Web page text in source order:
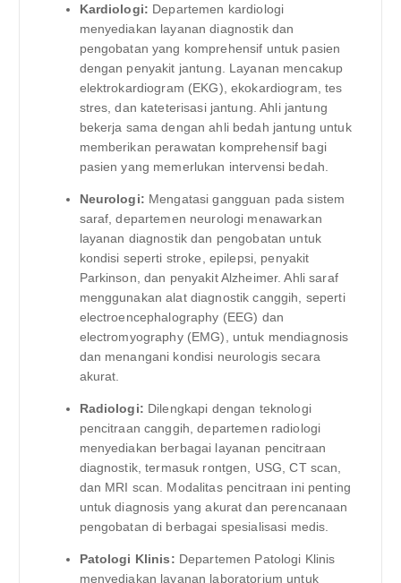
Kardiologi: Departemen kardiologi
menyediakan layanan diagnostik dan
pengobatan yang komprehensif untuk pasien
dengan penyakit jantung. Layanan mencakup
elektrokardiogram (EKG), ekokardiogram, tes
stres, dan kateterisasi jantung. Ahli jantung
bekerja sama dengan ahli bedah jantung untuk
memberikan perawatan komprehensif bagi
pasien yang memerlukan intervensi bedah.
Neurologi: Mengatasi gangguan pada sistem
saraf, departemen neurologi menawarkan
layanan diagnostik dan pengobatan untuk
kondisi seperti stroke, epilepsi, penyakit
Parkinson, dan penyakit Alzheimer. Ahli saraf
menggunakan alat diagnostik canggih, seperti
electroencephalography (EEG) dan
electromyography (EMG), untuk mendiagnosis
dan menangani kondisi neurologis secara
akurat.
Radiologi: Dilengkapi dengan teknologi
pencitraan canggih, departemen radiologi
menyediakan berbagai layanan pencitraan
diagnostik, termasuk rontgen, USG, CT scan,
dan MRI scan. Modalitas pencitraan ini penting
untuk diagnosis yang akurat dan perencanaan
pengobatan di berbagai spesialisasi medis.
Patologi Klinis: Departemen Patologi Klinis
menyediakan layanan laboratorium untuk